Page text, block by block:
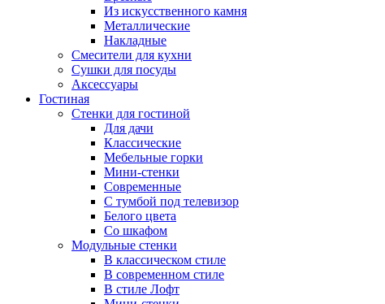
Из искусственного камня
Металлические
Накладные
Смесители для кухни
Сушки для посуды
Аксессуары
Гостиная
Стенки для гостиной
Для дачи
Классические
Мебельные горки
Мини-стенки
Современные
С тумбой под телевизор
Белого цвета
Со шкафом
Модульные стенки
В классическом стиле
В современном стиле
В стиле Лофт